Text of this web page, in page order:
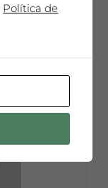
Política de